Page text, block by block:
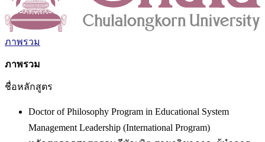
ภาพรวม
ภาพรวม
ชื่อหลักสูตร
Doctor of Philosophy Program in Educational System
Management Leadership (International Program)